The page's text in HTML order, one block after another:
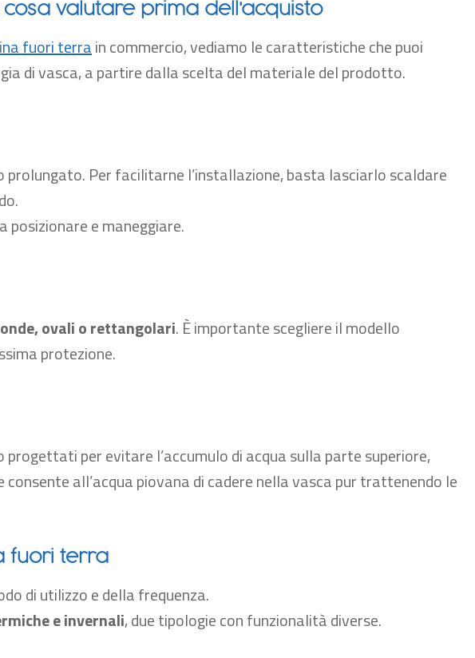
valutare prima dell'acquisto
fuori terrain commercio,vediamo le caratteristiche che puoi
di vasca, a partire dalla scelta del materiale del prodotto.
prolungato. Per facilitarne l’installazione, basta lasciarlo scaldare
posizionare e maneggiare.
ovali o rettangolari. È importante scegliere il modello
protezione.
progettati per evitare l’accumulodiacqua sulla parte superiore,
all’acqua piovana di cadere nella vasca pur trattenendo le
fuori terra
diutilizzoe della frequenza.
e invernali, due tipologie con funzionalità diverse.